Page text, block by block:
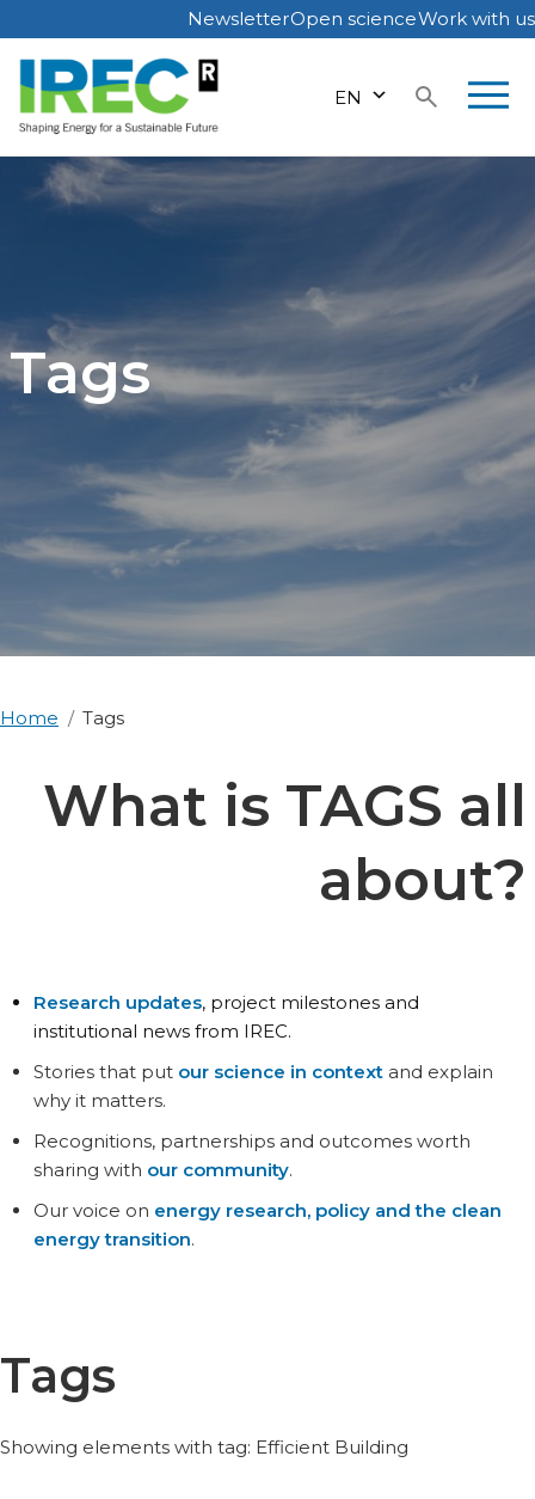
Skip
to
content
NewsletterOpen scienceWork with us
EN
Tags
Home Tags
What is TAGS all
about?
Research updates, project milestones and
institutional news from IREC.
Stories that put our science in contextand explain
why it matters.
Recognitions, partnerships and outcomes worth
sharing with our community.
Our voice on energy research, policy and the clean
energy transition.
Tags
Showing elements with tag: Efficient Building